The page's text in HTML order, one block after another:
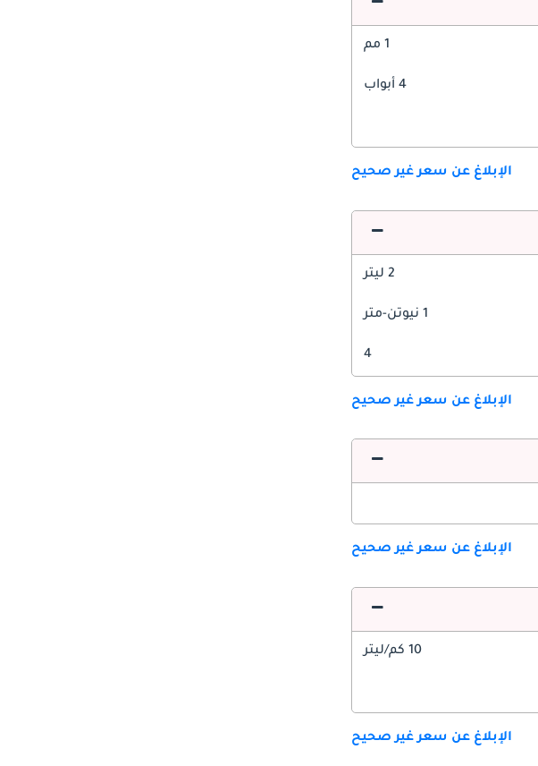
1 مم
4 أبواب
الإبلاغ عن سعر غير صحيح
2 ليتر
1 نيوتن-متر
4
الإبلاغ عن سعر غير صحيح
الإبلاغ عن سعر غير صحيح
10 كم/ليتر
الإبلاغ عن سعر غير صحيح